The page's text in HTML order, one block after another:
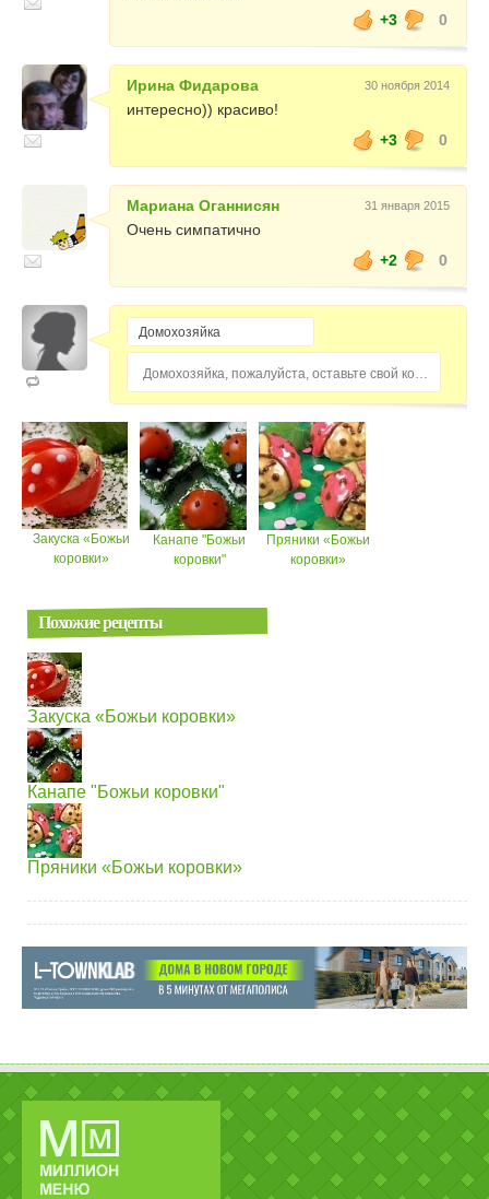
+3
0
Ирина Фидарова 30 ноября 2014
интересно)) красиво!
+3
0
Мариана Оганнисян 31 января 2015
Очень симпатично
+2
0
Домохозяйка, пожалуйста, оставьте свой комментарий...
Закуска «Божьи
коровки»
Канапе "Божьи
коровки"
Пряники «Божьи
коровки»
Похожие рецепты
Закуска «Божьи коровки»
Канапе "Божьи коровки"
Пряники «Божьи коровки»